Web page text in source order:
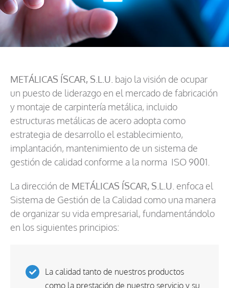
METÁLICAS ÍSCAR, S.L.U. bajo la visión de ocupar
un puesto de liderazgo en el mercado de fabricación
y montaje de carpintería metálica, incluido
estructuras metálicas de acero adopta como
estrategia de desarrollo el establecimiento,
implantación, mantenimiento de un sistema de
gestión de calidad conforme a la norma ISO 9001.
La dirección de METÁLICAS ÍSCAR, S.L.U. enfoca el
Sistema de Gestión de la Calidad como una manera
de organizar su vida empresarial, fundamentándolo
en los siguientes principios:
La calidad tanto de nuestros productos
como la prestación de nuestro servicio y su